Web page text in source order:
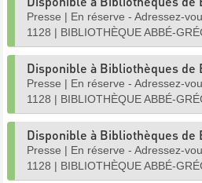
Presse | En réserve - Adressez-
1128 | BIBLIOTHÈQUE ABBÉ-
Disponible à Bibliothèques de
Presse | En réserve - Adressez-
1128 | BIBLIOTHÈQUE ABBÉ-
Disponible à Bibliothèques de
Presse | En réserve - Adressez-
1128 | BIBLIOTHÈQUE ABBÉ-